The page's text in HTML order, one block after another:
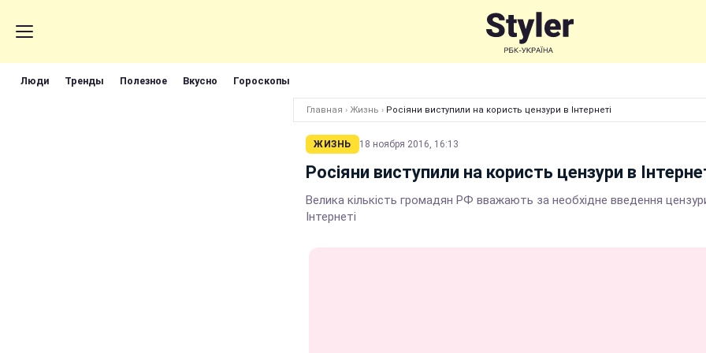
Люди Тренды Полезное Вкусно Гороскопы
Главная › Жизнь › Росіяни виступили на користь цензури в Інтернеті
ЖИЗНЬ 18 ноября 2016, 16:13
Росіяни виступили на користь цензури в
Велика кількість громадян РФ вважають за необхідне введення
Інтернеті